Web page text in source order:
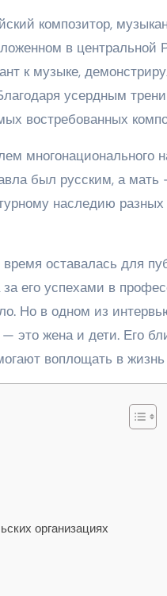
композитор,
в центральной
к музыке,
усердным
востребованных
многонационального
был русским, а мать
наследию
оставалась для
его успехами в
Но в одном из
это жена и дети. Его
воплощать в
организациях